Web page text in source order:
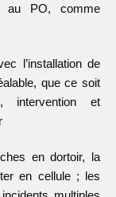
PO, comme
l’installation de
que ce soit
intervention et
en dortoir, la
en cellule ; les